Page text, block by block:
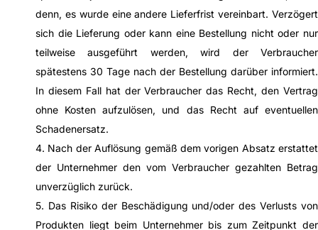
denn, es wurde eine andere Lieferfrist vereinbart. Verzögert
sich die Lieferung oder kann eine Bestellung nicht oder nur
teilweise ausgeführt werden, wird der Verbraucher
spätestens 30 Tage nach der Bestellung darüber informiert.
In diesem Fall hat der Verbraucher das Recht, den Vertrag
ohne Kosten aufzulösen, und das Recht auf eventuellen
Schadenersatz.
4. Nach der Auflösung gemäß dem vorigen Absatz erstattet
der Unternehmer den vom Verbraucher gezahlten Betrag
unverzüglich zurück.
5. Das Risiko der Beschädigung und/oder des Verlusts von
Produkten liegt beim Unternehmer bis zum Zeitpunkt der